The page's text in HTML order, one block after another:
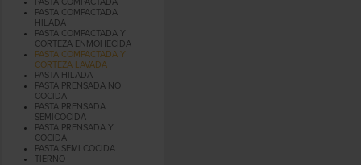
PASTA COMPACTADA
HILADA
PASTA COMPACTADA Y
CORTEZA ENMOHECIDA
PASTA COMPACTADA Y
CORTEZA LAVADA
PASTA HILADA
PASTA PRENSADA NO
COCIDA
PASTA PRENSADA
SEMICOCIDA
PASTA PRENSADA Y
COCIDA
PASTA SEMI COCIDA
TIERNO